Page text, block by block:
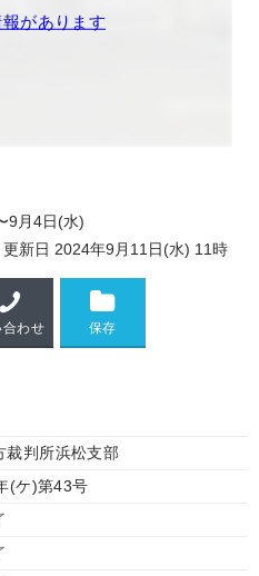
があります
9月4日(水)
更新日 2024年9月11日(水) 11時
合わせ
裁判所浜松支部
(ケ)第43号